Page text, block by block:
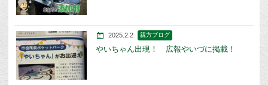
2025.2.2 親方ブログ
やいちゃん出現！ 広報やいづに掲載！